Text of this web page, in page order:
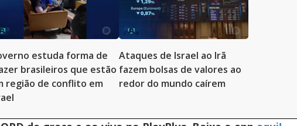
estuda forma de
brasileiros que estão
região de conflito em
Ataques de Israel ao Irã
fazem bolsas de valores ao
redor do mundo caírem